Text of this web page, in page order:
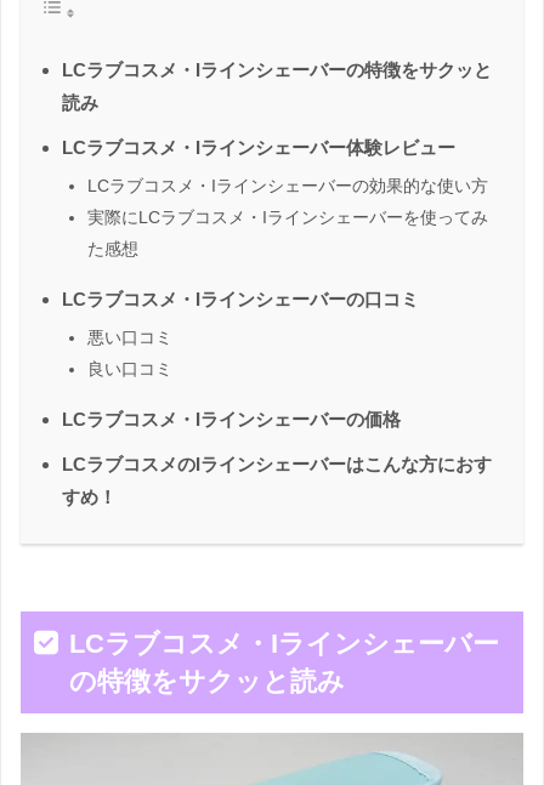
LCラブコスメ・Iラインシェーバーの特徴をサクッと
読み
LCラブコスメ・Iラインシェーバー体験レビュー
LCラブコスメ・Iラインシェーバーの効果的な使い方
実際にLCラブコスメ・Iラインシェーバーを使ってみ
た感想
LCラブコスメ・Iラインシェーバーの口コミ
悪い口コミ
良い口コミ
LCラブコスメ・Iラインシェーバーの価格
LCラブコスメのIラインシェーバーはこんな方におす
すめ！
LCラブコスメ・Iラインシェーバー
の特徴をサクッと読み